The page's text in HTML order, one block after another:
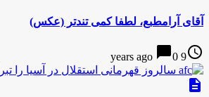
آقای آرام‎طبع، لطفا کمی تندتر (عکس)
access_time
9 years ago
chat_bubble0
description